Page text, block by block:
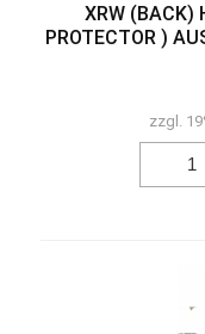
XRW (BACK)
PROTECTOR )
zzgl.